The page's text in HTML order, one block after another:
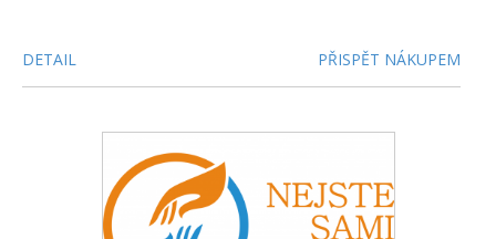
DETAIL PŘISPĚT NÁKUPEM